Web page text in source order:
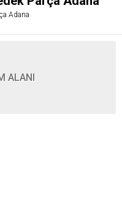
Adana
ALANI